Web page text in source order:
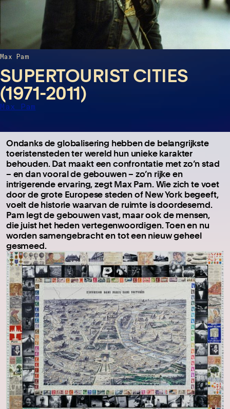
SUPERTOURIST CITIES
(1971-2011)
Max Pam
Max Pam
Ondanks de globalisering hebben de belangrijkste
toeristensteden ter wereld hun unieke karakter
behouden. Dat maakt een confrontatie met zo’n stad
– en dan vooral de gebouwen – zo’n rijke en
intrigerende ervaring, zegt Max Pam. Wie zich te voet
door de grote Europese steden of New York begeeft,
voelt de historie waarvan de ruimte is doordesemd.
Pam legt de gebouwen vast, maar ook de mensen,
die juist het heden vertegenwoordigen. Toen en nu
worden samengebracht en tot een nieuw geheel
gesmeed.